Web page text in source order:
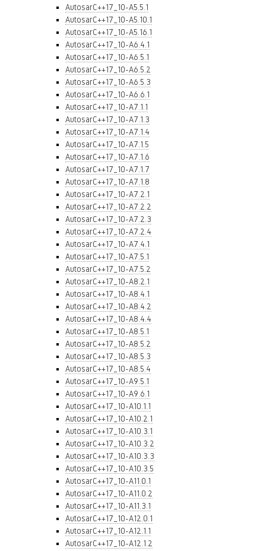
AutosarC++17_10-A5.5.1
AutosarC++17_10-A5.10.1
AutosarC++17_10-A5.16.1
AutosarC++17_10-A6.4.1
AutosarC++17_10-A6.5.1
AutosarC++17_10-A6.5.2
AutosarC++17_10-A6.5.3
AutosarC++17_10-A6.6.1
AutosarC++17_10-A7.1.1
AutosarC++17_10-A7.1.3
AutosarC++17_10-A7.1.4
AutosarC++17_10-A7.1.5
AutosarC++17_10-A7.1.6
AutosarC++17_10-A7.1.7
AutosarC++17_10-A7.1.8
AutosarC++17_10-A7.2.1
AutosarC++17_10-A7.2.2
AutosarC++17_10-A7.2.3
AutosarC++17_10-A7.2.4
AutosarC++17_10-A7.4.1
AutosarC++17_10-A7.5.1
AutosarC++17_10-A7.5.2
AutosarC++17_10-A8.2.1
AutosarC++17_10-A8.4.1
AutosarC++17_10-A8.4.2
AutosarC++17_10-A8.4.4
AutosarC++17_10-A8.5.1
AutosarC++17_10-A8.5.2
AutosarC++17_10-A8.5.3
AutosarC++17_10-A8.5.4
AutosarC++17_10-A9.5.1
AutosarC++17_10-A9.6.1
AutosarC++17_10-A10.1.1
AutosarC++17_10-A10.2.1
AutosarC++17_10-A10.3.1
AutosarC++17_10-A10.3.2
AutosarC++17_10-A10.3.3
AutosarC++17_10-A10.3.5
AutosarC++17_10-A11.0.1
AutosarC++17_10-A11.0.2
AutosarC++17_10-A11.3.1
AutosarC++17_10-A12.0.1
AutosarC++17_10-A12.1.1
AutosarC++17_10-A12.1.2